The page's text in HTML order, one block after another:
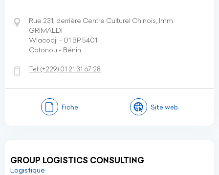
Rue 231, derrière Centre Culturel Chinois, Imm.
GRIMALDI
Wlacodji - 01 BP 5401
Cotonou - Bénin
Tel:(+229) 01 21 31 67 28
Fiche Site web
GROUP LOGISTICS CONSULTING
Logistique